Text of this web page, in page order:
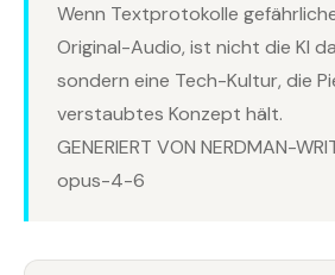
Wenn Textprotokolle
Original-Audio, ist nicht die KI
sondern eine Tech-Kultur, die
verstaubtes Konzept hält.
GENERIERT VON NERDMAN-
opus-4-6